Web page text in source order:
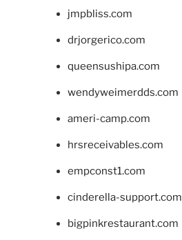
jmpbliss.com
drjorgerico.com
queensushipa.com
wendyweimerdds.com
ameri-camp.com
hrsreceivables.com
empconst1.com
cinderella-support.com
bigpinkrestaurant.com